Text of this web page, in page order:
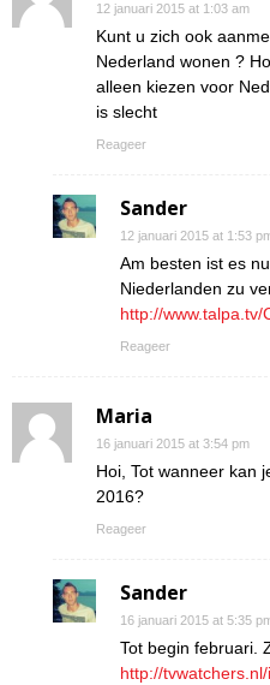
12 januari 2015 at 1:03 am
Kunt u zich ook
Nederland wonen ?
alleen kiezen voor
is slecht
Reageer
Sander
12 januari 2015 at 1:53
Am besten ist es
Niederlanden zu
http://www.talpa.tv/
Reageer
Maria
16 januari 2015 at 3:54 pm
Hoi, Tot wanneer kan
2016?
Reageer
Sander
16 januari 2015 at 5:35
Tot begin februari.
http://